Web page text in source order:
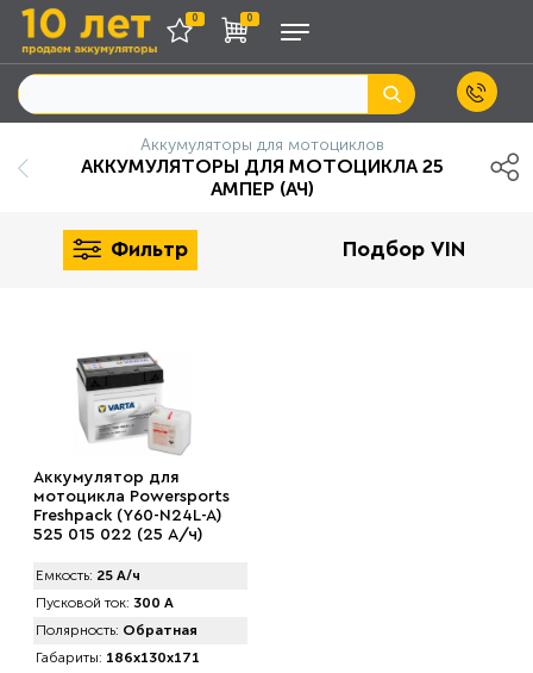
0 0
Аккумуляторы для мотоциклов
АККУМУЛЯТОРЫ ДЛЯ МОТОЦИКЛА 25
АМПЕР (АЧ)
Фильтр Подбор VIN
Аккумулятор для
мотоцикла Powersports
Freshpack (Y60-N24L-A)
525 015 022 (25 А/ч)
Емкость: 25 А/ч
Пусковой ток: 300 А
Полярность: Обратная
Габариты: 186x130x171